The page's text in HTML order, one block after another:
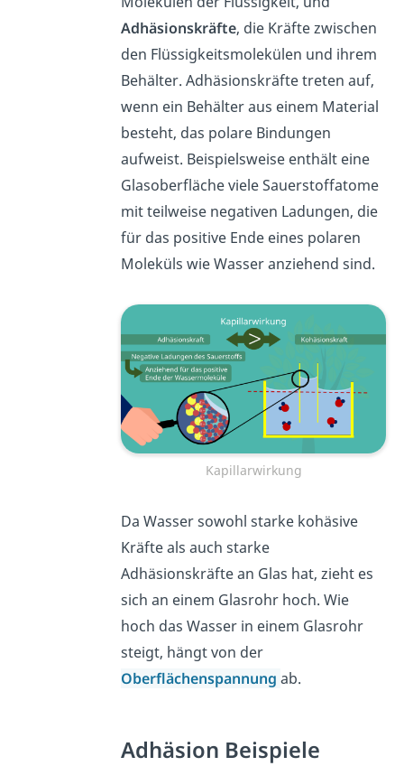
Adhäsionskräfte, die Kräfte zwischen
den Flüssigkeitsmolekülen und ihrem
Behälter. Adhäsionskräfte treten auf,
wenn ein Behälter aus einem Material
besteht, das polare Bindungen
aufweist. Beispielsweise enthält eine
Glasoberfläche viele Sauerstoffatome
mit teilweise negativen Ladungen, die
für das positive Ende eines polaren
Moleküls wie Wasser anziehend sind.
Kapillarwirkung
Da Wasser sowohl starke kohäsive
Kräfte als auch starke
Adhäsionskräfte an Glas hat, zieht es
sich an einem Glasrohr hoch. Wie
hoch das Wasser in einem Glasrohr
steigt, hängt von der
Oberflächenspannung ab.
Adhäsion Beispiele